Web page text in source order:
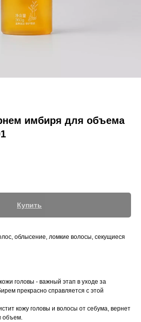
имбиря для объема
Купить
облысение, ломкие волосы, секущиеся
головы - важный этап в уходе за
прекрасно справляется с этой
кожу головы и волосы от себума, вернет
объем.